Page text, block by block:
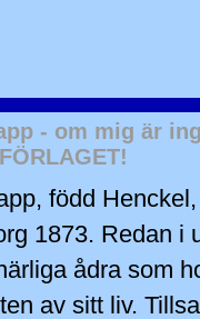
- om mig är
född
1873. Redan i
ådra som
av sitt liv.